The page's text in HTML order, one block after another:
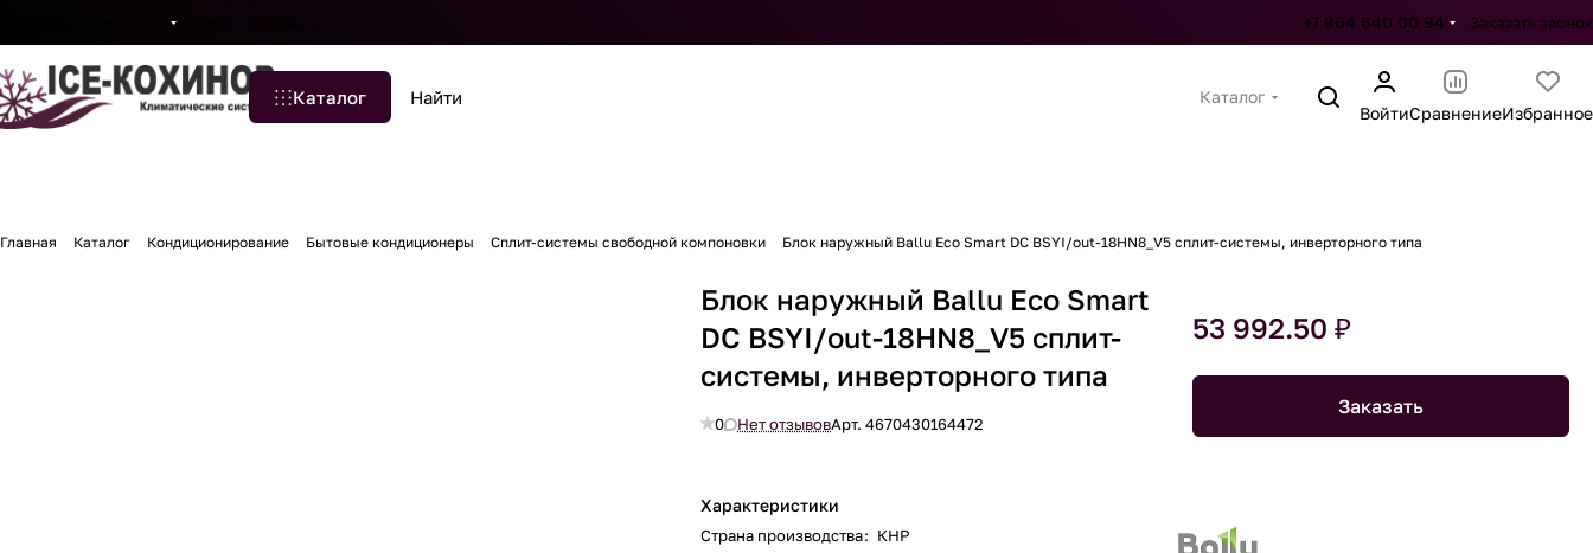
+7 964 640 00 94 Заказать звонок
Каталог
Каталог
ВойтиСравнениеИзбранное
Главная Каталог Кондиционирование Бытовые кондиционеры Сплит-системы свободной компоновки Блок наружный Ballu Eco Smart DC BSYI/out-18HN8_V5 сплит-системы, инверторного типа
Блок наружный Ballu Eco Smart
DC BSYI/out-18HN8_V5 сплит-
системы, инверторного типа
0 Нет отзывовАрт.4670430164472
Характеристики
Страна производства: КНР
53 992.50 ₽
Заказать